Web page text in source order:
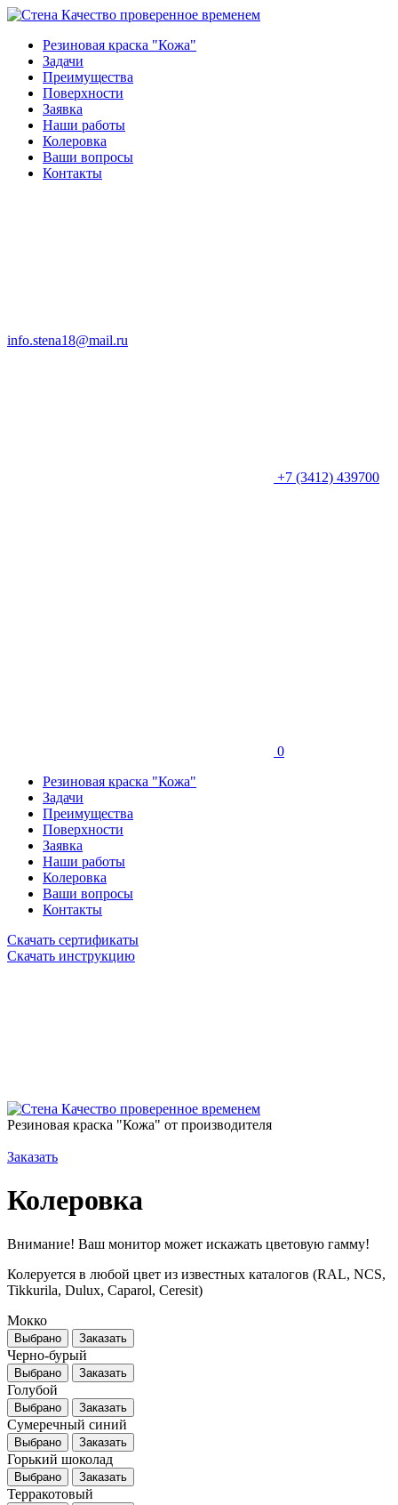
Качество проверенное временем
Резиновая краска "Кожа"
Задачи
Преимущества
Поверхности
Заявка
Наши работы
Колеровка
Ваши вопросы
Контакты
info.stena18@mail.ru
+7 (3412) 439700
0
Резиновая краска "Кожа"
Задачи
Преимущества
Поверхности
Заявка
Наши работы
Колеровка
Ваши вопросы
Контакты
Скачать сертификаты
Скачать инструкцию
Качество проверенное временем
Резиновая краска "Кожа" от производителя
Заказать
Колеровка
Внимание! Ваш монитор может искажать цветовую гамму!
Колеруется в любой цвет из известных каталогов (RAL, NCS,
Tikkurila, Dulux, Caparol, Ceresit)
Мокко
Выбрано Заказать
Черно-бурый
Выбрано Заказать
Голубой
Выбрано Заказать
Сумеречный синий
Выбрано Заказать
Горький шоколад
Выбрано Заказать
Терракотовый